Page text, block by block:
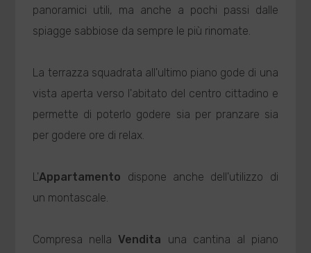
panoramici utili, ma anche a pochi passi dalle
spiagge sabbiose da sempre le più rinomate.
La terrazza squadrata all'ultimo piano gode di una
vista aperta verso l'abitato del centro cittadino e
permette di poterlo godere sia per pranzare sia
per godere ore di relax.
L'Appartamento dispone anche dell'utilizzo di
un montascale.
Compresa nella Vendita una cantina al piano